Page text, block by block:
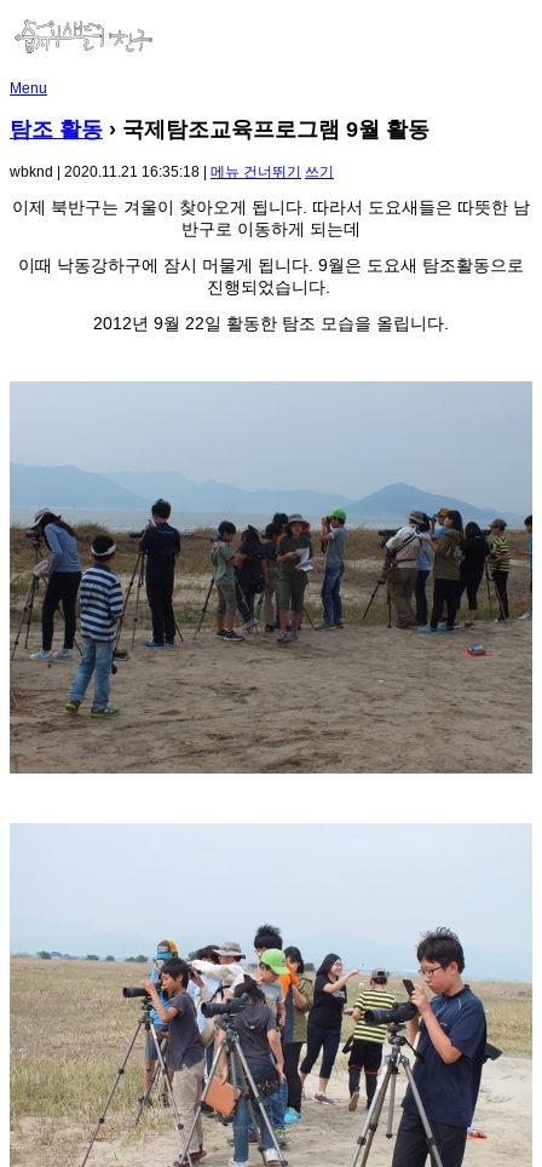
Menu
탐조 활동 › 국제탐조교육프로그램 9월 활동
wbknd | 2020.11.21 16:35:18 | 메뉴 건너뛰기 쓰기
이제 북반구는 겨울이 찾아오게 됩니다. 따라서 도요새들은 따뜻한 남
반구로 이동하게 되는데
이때 낙동강하구에 잠시 머물게 됩니다. 9월은 도요새 탐조활동으로
진행되었습니다.
2012년 9월 22일 활동한 탐조 모습을 올립니다.